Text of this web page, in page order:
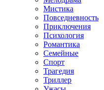
Мистика
Повседневность
Приключения
Психология
Романтика
Семейные
Спорт
Трагедия
Триллер